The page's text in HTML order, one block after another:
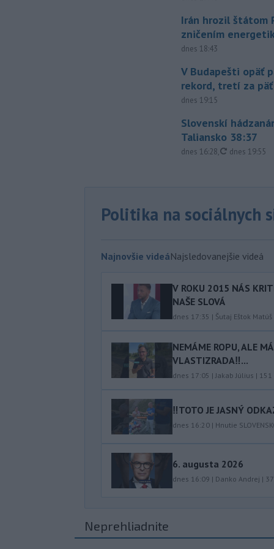
Irán hrozil štátom
zničením
dnes 18:43
V Budapešti opäť
rekord, tretí za
dnes 19:15
Slovenskí
Taliansko 38:37
dnes 16:28, aktualizované
dnes 19:55
Politika na sociálnych
Najnovšie videáNajsledovanejšie videá
V ROKU 2015 NÁS
NAŠE SLOVÁ
dnes 17:35 | Šutaj Eštok Matúš
NEMÁME ROPU, ALE
VLASTIZRADA‼️...
dnes 17:05 | Jakab Július | 151
‼️TOTO JE JASNÝ
dnes 16:20 | Hnutie
6. augusta 2026
dnes 16:09 | Danko Andrej |
Neprehliadnite